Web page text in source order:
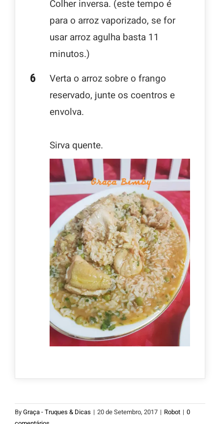
Colher inversa. (este tempo é
para o arroz vaporizado, se for
usar arroz agulha basta 11
minutos.)
Verta o arroz sobre o frango
reservado, junte os coentros e
envolva.
Sirva quente.
ByGraça - Truques & Dicas | 20 de Setembro, 2017 | Robot | 0